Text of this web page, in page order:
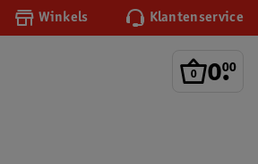
Winkels Klantenservice
0.
00